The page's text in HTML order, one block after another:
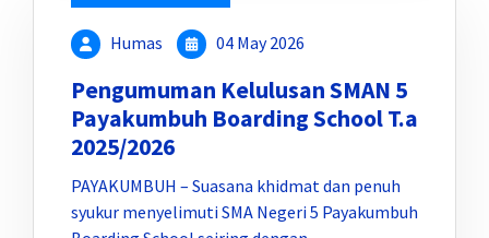
Humas 04 May 2026
Pengumuman Kelulusan SMAN 5
Payakumbuh Boarding School T.a
2025/2026
PAYAKUMBUH – Suasana khidmat dan penuh
syukur menyelimuti SMA Negeri 5 Payakumbuh